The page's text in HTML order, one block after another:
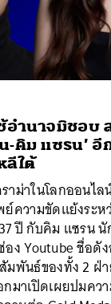
อำนาจมิชอบ
คิม แซรน’ อี
ลีใต้
าม่าในโลกออนไ
ความขัดแย้งระ
ปี กับคิม แซรน นั
ง Youtube ชื่อดั
มพันธ์ของทั้ง 2 ฝ่
มาเปิดเผยปมคว